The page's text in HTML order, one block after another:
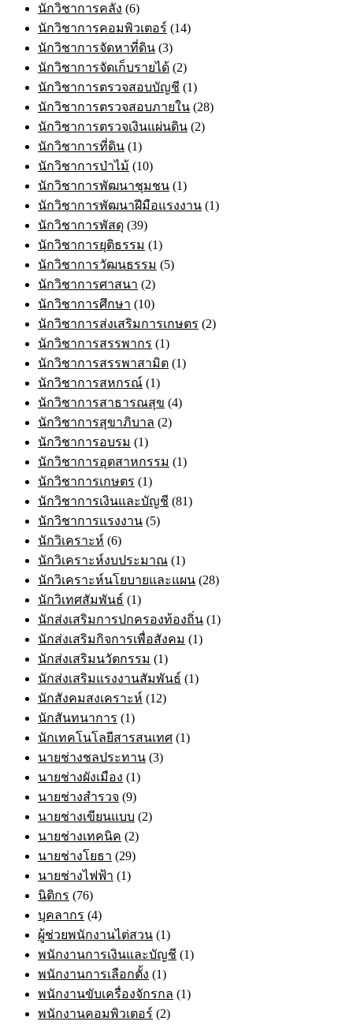
นักวิชาการคลัง (6)
นักวิชาการคอมพิวเตอร์ (14)
นักวิชาการจัดหาที่ดิน (3)
นักวิชาการจัดเก็บรายได้ (2)
นักวิชาการตรวจสอบบัญชี (1)
นักวิชาการตรวจสอบภายใน (28)
นักวิชาการตรวจเงินแผ่นดิน (2)
นักวิชาการที่ดิน (1)
นักวิชาการป่าไม้ (10)
นักวิชาการพัฒนาชุมชน (1)
นักวิชาการพัฒนาฝีมือแรงงาน (1)
นักวิชาการพัสดุ (39)
นักวิชาการยุติธรรม (1)
นักวิชาการวัฒนธรรม (5)
นักวิชาการศาสนา (2)
นักวิชาการศึกษา (10)
นักวิชาการส่งเสริมการเกษตร (2)
นักวิชาการสรรพากร (1)
นักวิชาการสรรพาสามิต (1)
นักวิชาการสหกรณ์ (1)
นักวิชาการสาธารณสุข (4)
นักวิชาการสุขาภิบาล (2)
นักวิชาการอบรม (1)
นักวิชาการอุตสาหกรรม (1)
นักวิชาการเกษตร (1)
นักวิชาการเงินและบัญชี (81)
นักวิชาการแรงงาน (5)
นักวิเคราะห์ (6)
นักวิเคราะห์งบประมาณ (1)
นักวิเคราะห์นโยบายและแผน (28)
นักวิเทศสัมพันธ์ (1)
นักส่งเสริมการปกครองท้องถิ่น (1)
นักส่งเสริมกิจการเพื่อสังคม (1)
นักส่งเสริมนวัตกรรม (1)
นักส่งเสริมแรงงานสัมพันธ์ (1)
นักสังคมสงเคราะห์ (12)
นักสันทนาการ (1)
นักเทคโนโลยีสารสนเทศ (1)
นายช่างชลประทาน (3)
นายช่างผังเมือง (1)
นายช่างสำรวจ (9)
นายช่างเขียนแบบ (2)
นายช่างเทคนิค (2)
นายช่างโยธา (29)
นายช่างไฟฟ้า (1)
นิติกร (76)
บุคลากร (4)
ผู้ช่วยพนักงานไต่สวน (1)
พนักงานการเงินและบัญชี (1)
พนักงานการเลือกตั้ง (1)
พนักงานขับเครื่องจักรกล (1)
พนักงานคอมพิวเตอร์ (2)